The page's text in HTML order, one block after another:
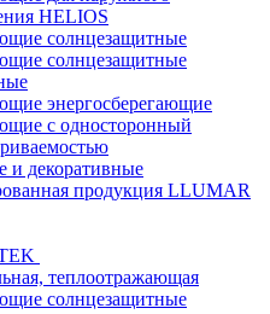
HELIOS
солнцезащитные
солнцезащитные
энергосберегающие
с односторонный
и декоративные
продукция LLUMAR
теплоотражающая
солнцезащитные